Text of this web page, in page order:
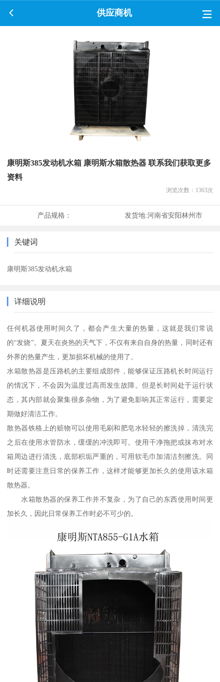
供应商机
康明斯385发动机水箱 康明斯水箱散热器 联系我们获取更多
资料
浏览次数： 1363次
产品规格： 发货地:河南省安阳林州市
关键词
康明斯385发动机水箱
详细说明
任何机器使用时间久了，都会产生大量的热量，这就是我们常说
的“发烧”。夏天在炎热的天气下，不仅有来自自身的热量，同时还有
外界的热量产生，更加损坏机械的使用了。
水箱散热器是压路机的主要组成部件，能够保证压路机长时间运行
的情况下，不会因为温度过高而发生故障。但是长时间处于运行状
态，其内部就会聚集很多杂物，为了避免影响其正常运行，需要定
期做好清洁工作。
散热器铁格上的赃物可以使用毛刷和肥皂水轻轻的擦洗掉，清洗完
之后在使用水管防水，缓缓的冲洗即可。使用干净拖把或抹布对水
箱周边进行清洗，底部积垢严重的，可用软毛巾加清洁剂擦洗。同
时还需要注意日常的保养工作，这样才能够更加长久的使用该水箱
散热器。
水箱散热器的保养工作并不复杂，为了自己的东西使用时间更
加长久，因此日常保养工作时必不可少的。